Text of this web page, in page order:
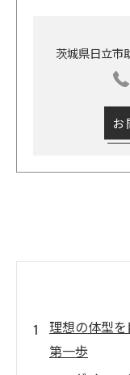
茨城県日立市
お
理想の体型
第一歩